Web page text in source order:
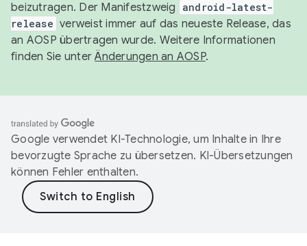
beizutragen. Der Manifestzweig
android-latest-
release verweist immer auf das neueste Release, das
an AOSP übertragen wurde. Weitere Informationen
finden Sie unterÄnderungen an AOSP.
Google verwendet KI-Technologie, um Inhalte in Ihre
bevorzugte Sprache zu übersetzen. KI-Übersetzungen
können Fehler enthalten.